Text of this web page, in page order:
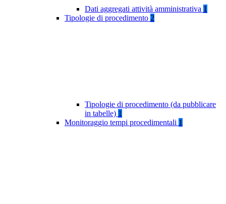
Dati aggregati attività amministrativa 1
Tipologie di procedimento 2
Tipologie di procedimento (da pubblicare
in tabelle) 1
Monitoraggio tempi procedimentali 1